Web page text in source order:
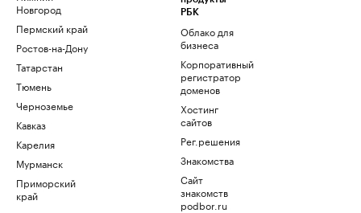
Новгород
Пермский край
Ростов-на-Дону
Татарстан
Тюмень
Черноземье
Кавказ
Карелия
Мурманск
Приморский
край
РБК
Облако для
бизнеса
Корпоративный
регистратор
доменов
Хостинг
сайтов
Рег.решения
Знакомства
Сайт
знакомств
podbor.ru